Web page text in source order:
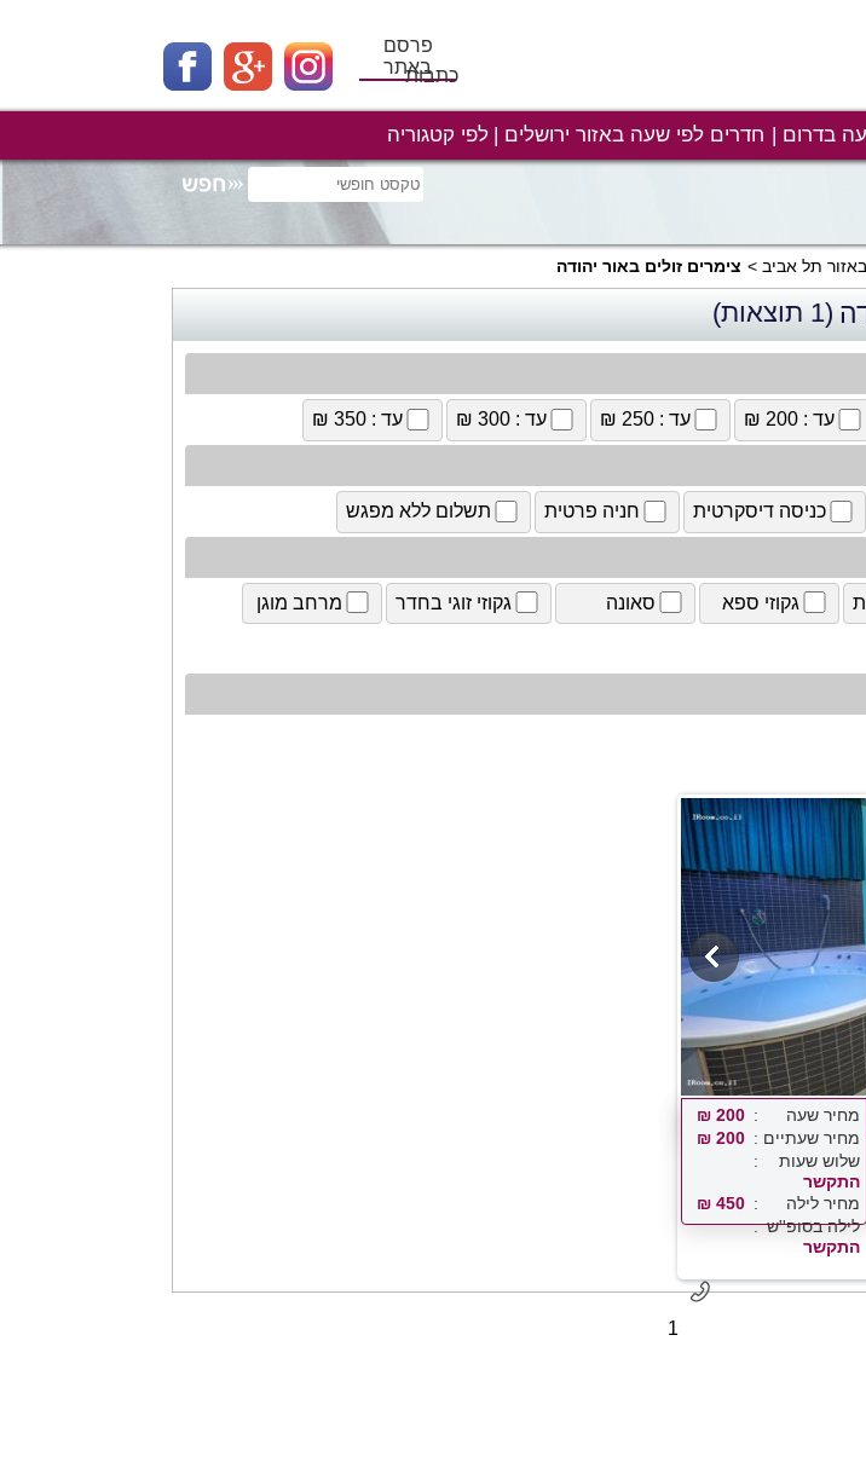
פרסם
באתרכתבות
בדרום חדרים לפי שעה באזור ירושלים לפי קטגוריה
תל אביב צימרים זולים באור יהודה
(1 תוצאות)
עד : 200 ₪ עד : 250 ₪ עד : 300 ₪ עד : 350 ₪
כניסה דיסקרטית חניה פרטית תשלום ללא מפגש
גקוזי ספא סאונה גקוזי זוגי בחדר מרחב מוגן
מחיר שעה
200 ₪
מחיר שעתיים
200 ₪
שלוש שעות
התקשר
מחיר לילה
450 ₪
לילה בסופ''ש
התקשר
1